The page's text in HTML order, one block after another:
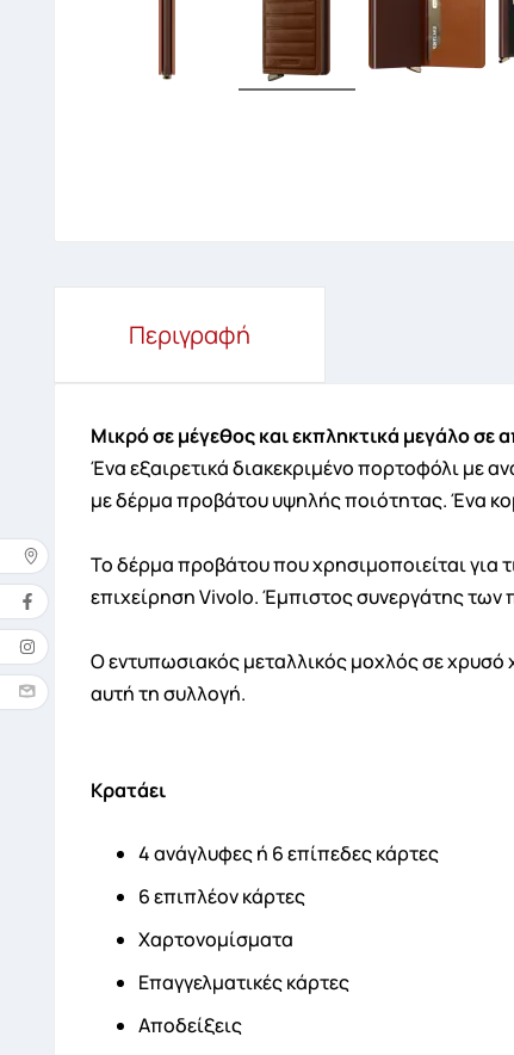
Περιγραφή
Μικρό σε μέγεθος και εκπληκτικά μεγάλο σε
Ένα εξαιρετικά διακεκριμένο πορτοφόλι με
με δέρμα προβάτου υψηλής ποιότητας. Ένα
Το δέρμα προβάτου που χρησιμοποιείται για
επιχείρηση Vivolo. Έμπιστος συνεργάτης των
Ο εντυπωσιακός μεταλλικός μοχλός σε χρυσό
αυτή τη συλλογή.
Κρατάει
4 ανάγλυφες ή 6 επίπεδες κάρτες
6 επιπλέον κάρτες
Χαρτονομίσματα
Επαγγελματικές κάρτες
Αποδείξεις